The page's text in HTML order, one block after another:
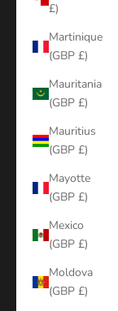
£)
Martinique
(GBP £)
Mauritania
(GBP £)
Mauritius
(GBP £)
Mayotte
(GBP £)
Mexico
(GBP £)
Moldova
(GBP £)